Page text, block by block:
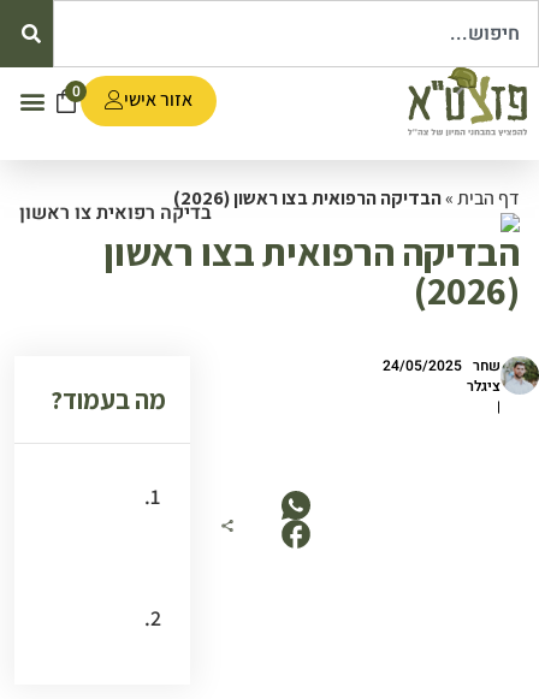
אזור אישי 0
דף הבית»הבדיקה הרפואית בצו ראשון (2026)
הבדיקה הרפואית בצו ראשון
(2026)
שחר
ציגלר
|
24/05/2025
מה בעמוד?